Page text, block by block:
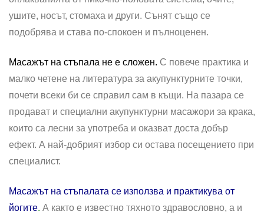
ушите, носът, стомаха и други. Сънят също се
подобрява и става по-спокоен и пълноценен.
Масажът на стъпала не е сложен. С повече практика и
малко четене на литература за акупунктурните точки,
почети всеки би се справил сам в къщи. На пазара се
продават и специални акупунктурни масажори за крака,
които са лесни за употреба и оказват доста добър
ефект. А най-добрият избор си остава посещението при
специалист.
Масажът на стъпалата се използва и практикува от
йогите. А както е известно тяхното здравословно, а и